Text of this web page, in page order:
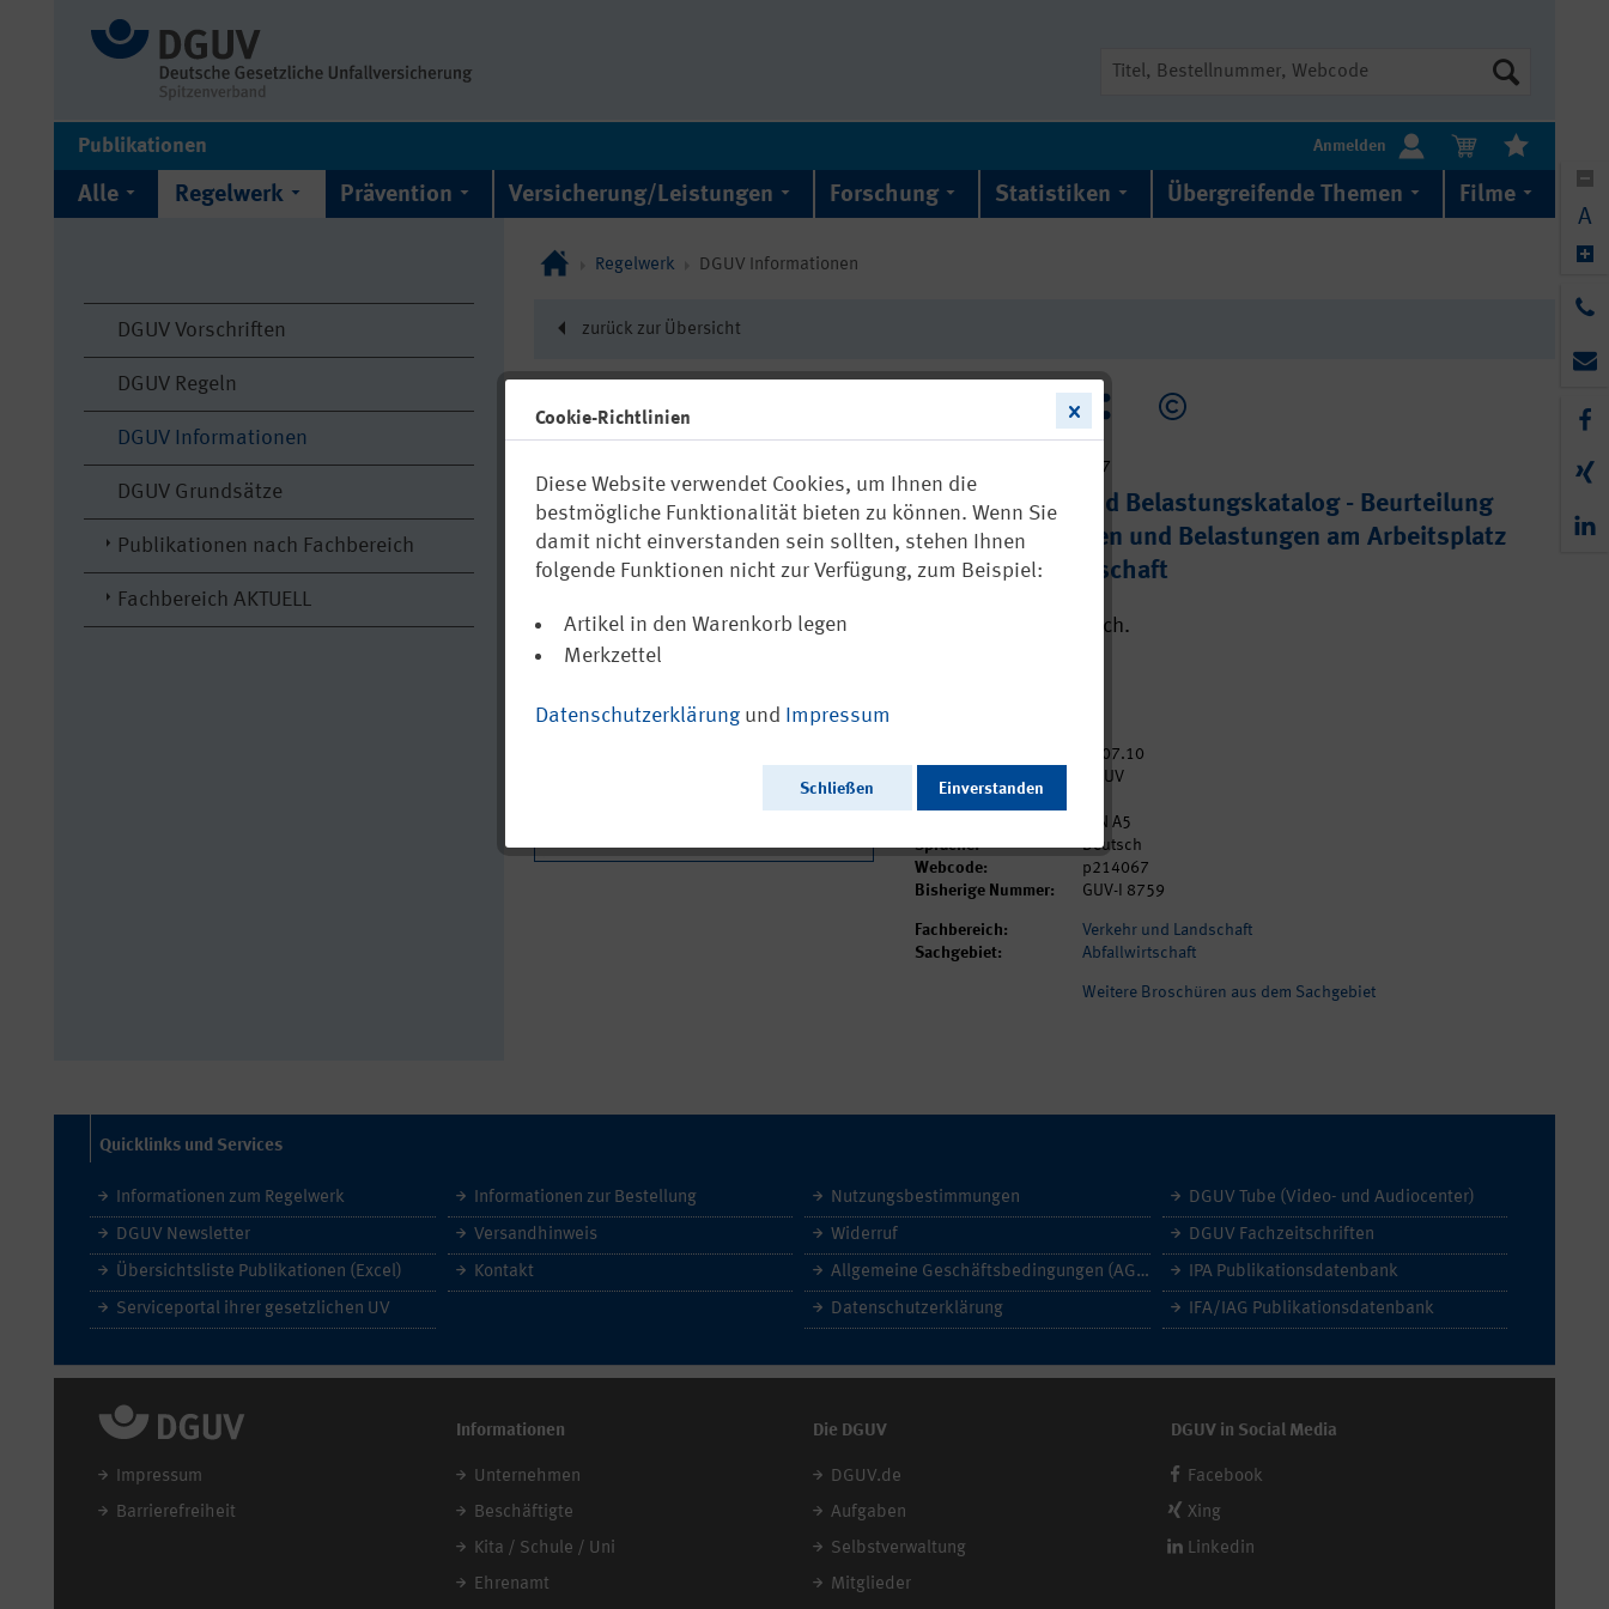
Publikationen Anmelden
Alle Regelwerk Prävention Versicherung/Leistungen Forschung Statistiken Übergreifende Themen Filme
DGUV Vorschriften
DGUV Regeln
DGUV Informationen
DGUV Grundsätze
Publikationen nach Fachbereich
Fachbereich AKTUELL
Regelwerk DGUV Informationen
zurück zur Übersicht
DGUV Information 214-067
Gefährdungs- und Belastungskatalog - Beurteilung
von Gefährdungen und Belastungen am Arbeitsplatz
in der Abfallwirtschaft
Derzeit nicht erhältlich.
2007.10
DGUV
DIN A5
Sprache:
Deutsch
Webcode:
p214067
Bisherige Nummer:
GUV-I 8759
Fachbereich:
Verkehr und Landschaft
Sachgebiet:
Abfallwirtschaft
Weitere Broschüren aus dem Sachgebiet
Quicklinks und Services
Informationen zum Regelwerk
DGUV Newsletter
Übersichtsliste Publikationen (Excel)
Serviceportal ihrer gesetzlichen UV
Informationen zur Bestellung
Versandhinweis
Kontakt
Nutzungsbestimmungen
Widerruf
Allgemeine Geschäftsbedingungen (AGB)
Datenschutzerklärung
DGUV Tube (Video- und Audiocenter)
DGUV Fachzeitschriften
IPA Publikationsdatenbank
IFA/IAG Publikationsdatenbank
Impressum
Barrierefreiheit
Informationen
Unternehmen
Beschäftigte
Kita / Schule / Uni
Ehrenamt
Die DGUV
DGUV.de
Aufgaben
Selbstverwaltung
Mitglieder
DGUV in Social Media
Facebook
Xing
Linkedin
A
Cookie-Richtlinien
Diese Website verwendet Cookies, um Ihnen die
bestmögliche Funktionalität bieten zu können. Wenn Sie
damit nicht einverstanden sein sollten, stehen Ihnen
folgende Funktionen nicht zur Verfügung, zum Beispiel:
Artikel in den Warenkorb legen
Merkzettel
Datenschutzerklärung und Impressum
Schließen Einverstanden